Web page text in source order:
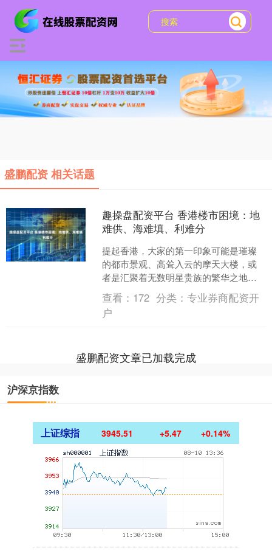
盛鹏配资 相关话题
趣操盘配资平台 香港楼市困境：地
难供、海难填、利难分
提起香港，大家的第一印象可能是璀璨
的都市景观、高耸入云的摩天大楼，或
者是汇聚着无数明星贵族的繁华之地。
作为特别行政区的香港，的确拥有许多
令人眼花缭乱的光鲜亮丽的....
查看： 172 分类：专业券商配资开
户
盛鹏配资文章已加载完成
沪深京指数
上证综指 3945.51 +5.47 +0.14%